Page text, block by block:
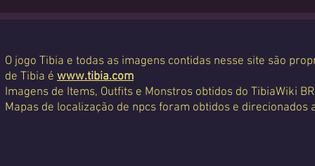
O jogo Tibia e todas as imagens contidas nesse site são
de Tibia é www.tibia.com
Imagens de Items, Outfits e Monstros obtidos do TibiaWiki
Mapas de localização de npcs foram obtidos e direcionados